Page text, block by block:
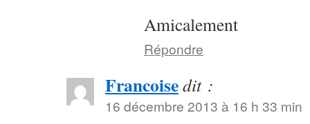
Amicalement
Répondre
Francoisedit :
16 décembre 2013 à 16 h 33 min